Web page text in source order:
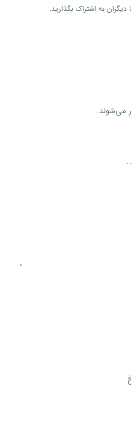
دیگران به اشتراک بگذارید.
می‌شوند.